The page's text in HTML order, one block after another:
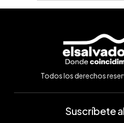
Todos los derechos
Suscríbete